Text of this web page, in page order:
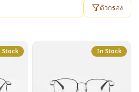
ตัวกรอง
Stock In Stock